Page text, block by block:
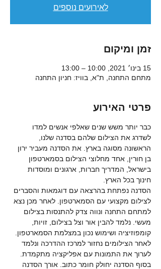
לאירועים נוספים
זמן ומיקום
15 בינו׳ 2021, 10:00 – 13:00
מתחם התחנה, ת"א, בוויז: חניון התחנה
פרטי האירוע
כבר יותר משש שנים שאלפי אנשים למדו
לשדרג את הצילום שלהם בסדנה שלנו,
הראשונה מסוגה בארץ. את הסדנה מעביר ירון
בן חורין, אחד מחלוצי הצילום בסמארטפון
בישראל, המדריך חברות, ארגונים ומוסדות
חינוך בכל הארץ.
הסדנה נפתחת בהרצאה עם דוגמאות והסברים
לצילום מקצועי עם הסמארטפון. לאחר מכן נצא
למתחם התחנה ונווה צדק להתנסות בצילום
מעשי. נלמד להבין אור וצל בצילום, זויות,
קומפוזיציה ושימוש נכון במצלמת הסמארטפון.
לאחר הצילומים נחזור למרכז ההדרכה ונלמד
לערוך את התמונות עם אפליקציה מתקמדת.
בסוף הסדנה יחולק חומר כתוב. אורך הסדנה